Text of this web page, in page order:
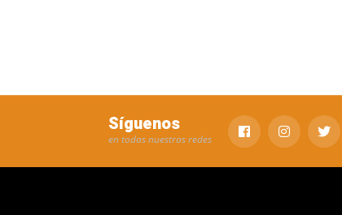
Síguenos
en todas nuestras redes